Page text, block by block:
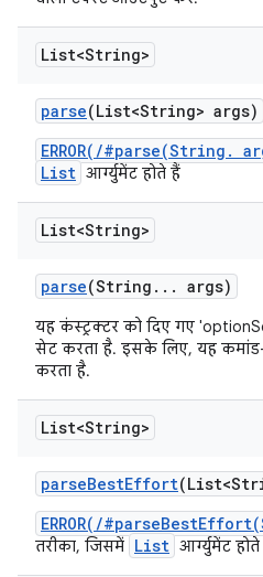
List<String>
parse(List<String> args)
ERROR(/#parse(String.
List आर्ग्युमेंट होते हैं
List<String>
parse(String . . . args)
यह कंस्ट्रक्टर को दिए गए
सेट करता है. इसके लिए, यह कमांड-
करता है.
List<String>
parseBestEffort
ERROR(/
तरीका, जिसमें List आर्ग्युमेंट